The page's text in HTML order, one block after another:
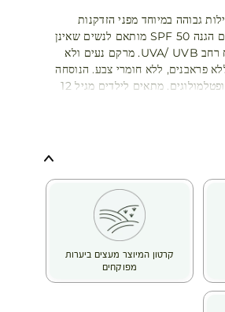
גבוהה במיוחד מפני הזדקנות
מוקדמת של עור הפנים. מקדם הגנה SPF 50 מותאם לנשים שאינן
מתפשרות. מקדם הגנה בטווח רחב UVA/ UVB. מרקם נעים ולא
פראבנים, ללא חומרי צבע. הנוסחה
מתאים לילדים מגיל 12
קרטון המיוצר מעצים ביערות
מפוקחים